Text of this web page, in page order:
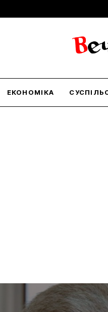
ЕКОНОМІКА